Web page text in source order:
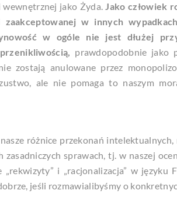
wewnętrznej jako Żyda.Jako człowiek
w innych
w ogóle nie jest dłużej
prawdopodobnie jako
zostają anulowane przez
ale nie pomaga to naszym
różnice przekonań
zasadniczych sprawach, tj. w naszej
i „racjonalizacja” w języku
jeśli rozmawialibyśmy o